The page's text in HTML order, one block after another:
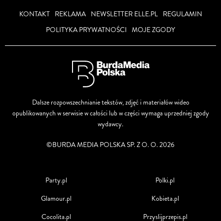
KONTAKT REKLAMA NEWSLETTER ELLE.PL
REGULAMIN
POLITYKA PRYWATNOŚCI MOJE ZGODY
Dalsze rozpowszechnianie tekstów, zdjęć i materiałów wideo
opublikowanych w serwisie w całości lub w części wymaga uprzedniej zgody
wydawcy.
©BURDA MEDIA POLSKA SP. Z O. O. 2026
Party.pl
Glamour.pl
Cocolita.pl
Polki.pl
Kobieta.pl
Przyslijprzepis.pl